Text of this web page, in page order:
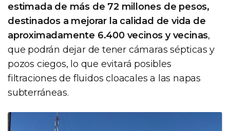
estimada de más de 72 millones de pesos,
destinados a mejorar la calidad de vida de
aproximadamente 6.400 vecinos y vecinas,
que podrán dejar de tener cámaras sépticas y
pozos ciegos, lo que evitará posibles
filtraciones de fluidos cloacales a las napas
subterráneas.